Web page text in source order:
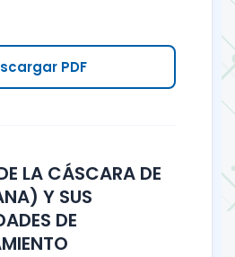
PDF
LA CÁSCARA DE
Y SUS
DE